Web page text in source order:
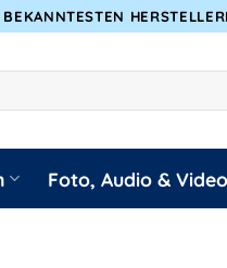
Foto, Audio & Video